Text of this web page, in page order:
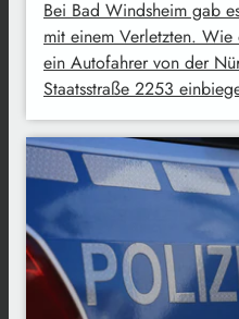
Bei Bad Windsheim gab
mit einem Verletzten.
ein Autofahrer von der
Staatsstraße 2253